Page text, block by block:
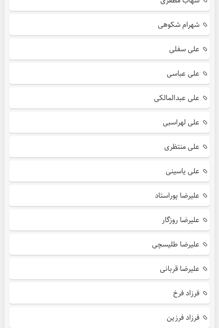
شهرام شکوهی
علی سفلی
علی عباسی
علی عبدالمالکی
علی لهراسبی
علی منتظری
علی یاسینی
علیرضا پوراستاد
علیرضا روزگار
علیرضا طلیسچی
علیرضا قربانی
فرزاد فرخ
فرزاد فرزین